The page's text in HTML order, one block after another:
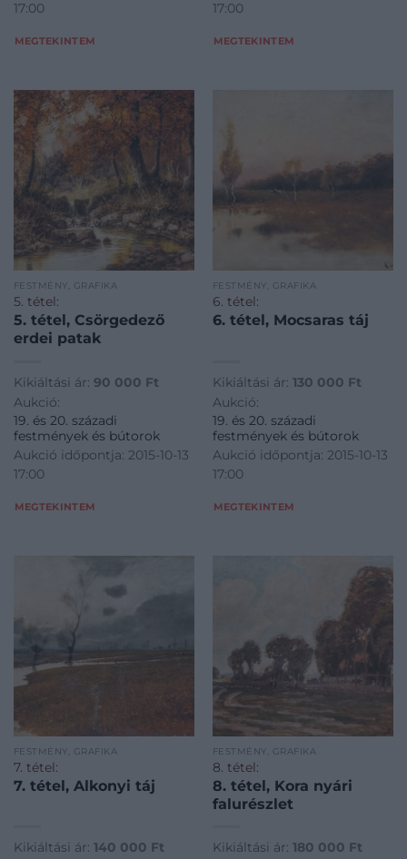
17:00
MEGTEKINTEM
17:00
MEGTEKINTEM
FESTMÉNY, GRAFIKA
5. tétel:
5. tétel, Csörgedező
erdei patak
Kikiáltási ár: 90 000 Ft
Aukció:
19. és 20. századi
festmények és bútorok
Aukció időpontja: 2015-10-13
17:00
MEGTEKINTEM
FESTMÉNY, GRAFIKA
6. tétel:
6. tétel, Mocsaras táj
Kikiáltási ár: 130 000 Ft
Aukció:
19. és 20. századi
festmények és bútorok
Aukció időpontja: 2015-10-13
17:00
MEGTEKINTEM
FESTMÉNY, GRAFIKA
7. tétel:
7. tétel, Alkonyi táj
Kikiáltási ár: 140 000 Ft
FESTMÉNY, GRAFIKA
8. tétel:
8. tétel, Kora nyári
falurészlet
Kikiáltási ár: 180 000 Ft